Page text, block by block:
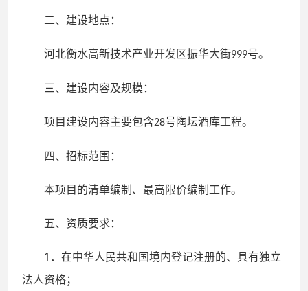
二、建设地点：
河北衡水高新技术产业开发区振华大街999号。
三、建设内容及规模：
项目建设内容主要包含28号陶坛酒库工程。
四、招标范围：
本项目的清单编制、最高限价编制工作。
五、资质要求：
1．在中华人民共和国境内登记注册的、具有独立
法人资格；